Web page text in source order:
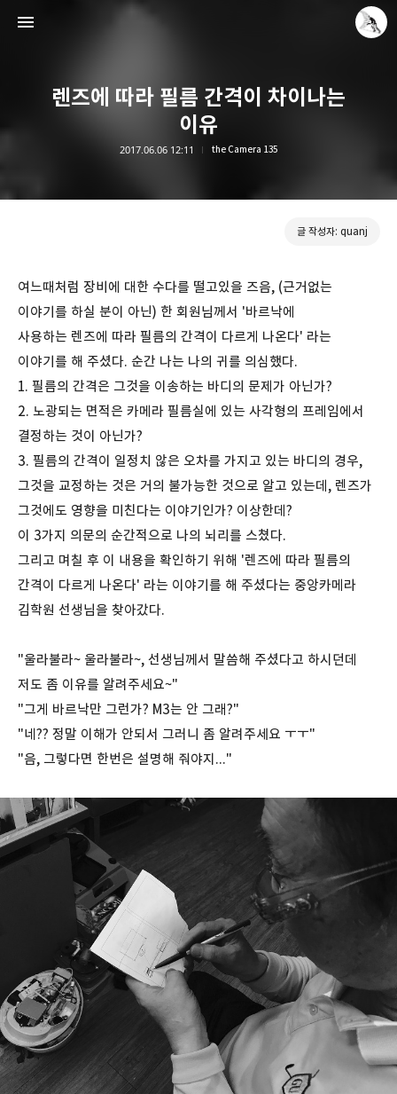
렌즈에 따라 필름 간격이 차이나는
이유
2017.06.06 12:11 the Camera 135
글 작성자: quanj
여느때처럼 장비에 대한 수다를 떨고있을 즈음, (근거없는
이야기를 하실 분이 아닌) 한 회원님께서 '바르낙에
사용하는 렌즈에 따라 필름의 간격이 다르게 나온다' 라는
이야기를 해 주셨다. 순간 나는 나의 귀를 의심했다.
1. 필름의 간격은 그것을 이송하는 바디의 문제가 아닌가?
2. 노광되는 면적은 카메라 필름실에 있는 사각형의 프레임에서
결정하는 것이 아닌가?
3. 필름의 간격이 일정치 않은 오차를 가지고 있는 바디의 경우,
그것을 교정하는 것은 거의 불가능한 것으로 알고 있는데, 렌즈가
그것에도 영향을 미친다는 이야기인가? 이상한데?
이 3가지 의문의 순간적으로 나의 뇌리를 스쳤다.
그리고 며칠 후 이 내용을 확인하기 위해 '렌즈에 따라 필름의
간격이 다르게 나온다' 라는 이야기를 해 주셨다는 중앙카메라
김학원 선생님을 찾아갔다.
"울라불라~ 울라불라~, 선생님께서 말씀해 주셨다고 하시던데
저도 좀 이유를 알려주세요~"
"그게 바르낙만 그런가? M3는 안 그래?"
"네?? 정말 이해가 안되서 그러니 좀 알려주세요 ㅜㅜ"
"음, 그렇다면 한번은 설명해 줘야지..."
Leica Sisyphus